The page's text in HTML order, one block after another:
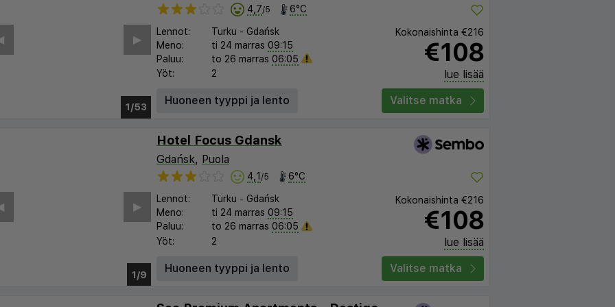
1/48
▶︎
4,7/5 6°C
Lennot: Turku - Gdańsk
Meno:
ti 24 marras 09:15
Paluu:
to 26 marras 06:05
Yöt:
2
Kokonaishinta €216
€108
lue lisää
Huoneen tyyppi ja lento
Valitse matka
1/5
▶︎
Hotel Focus Gdansk
Gdańsk, Puola
4,1 /5 6°C
Lennot: Turku - Gdańsk
Meno:
ti 24 marras 09:15
Paluu:
to 26 marras 06:05
Yöt:
2
Kokonaishinta €216
€108
lue lisää
Huoneen tyyppi ja lento
Valitse matka